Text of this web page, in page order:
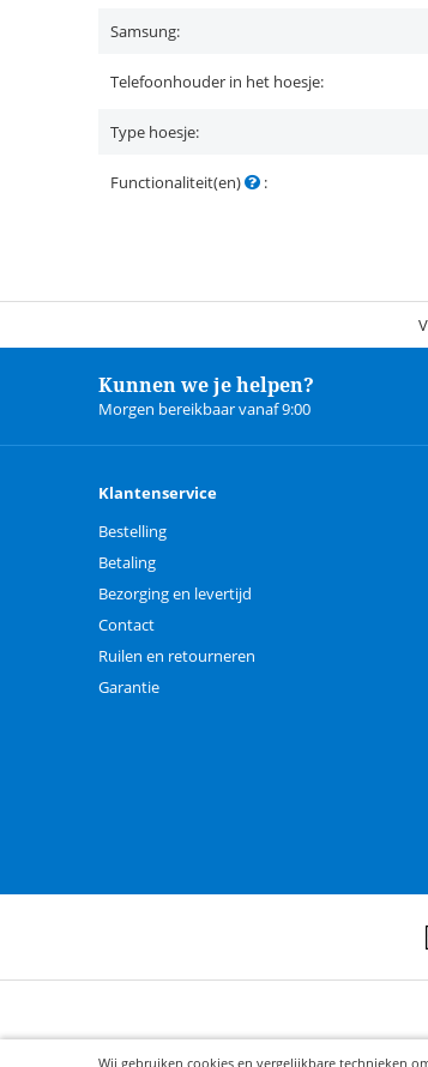
Samsung:
Telefoonhouder in het hoesje:
Type hoesje:
Functionaliteit(en) :
Kunnen we je helpen?
Morgen bereikbaar vanaf 9:00
Klantenservice
Bestelling
Betaling
Bezorging en levertijd
Contact
Ruilen en retourneren
Garantie
Wij gebruiken cookies en vergelijkbare technieken